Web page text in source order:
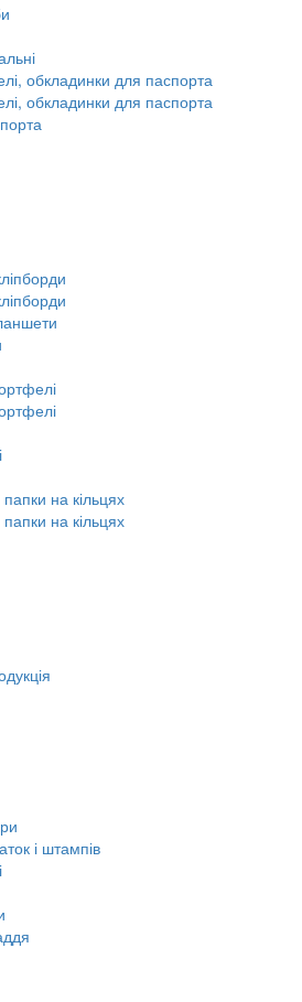
обкладинки для паспорта
обкладинки для паспорта
на кільцях
на кільцях
і штампів